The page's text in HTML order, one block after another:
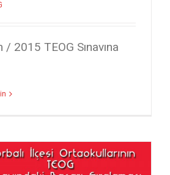
/ 2015 TEOG Sınavına